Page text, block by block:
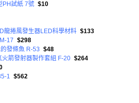
PH試紙 7號 $10
龍捲風發生器LED科學材料 $133
17 $298
發條魚 R-53 $48
箭發射器製作套組 F-20 $264
1 $562